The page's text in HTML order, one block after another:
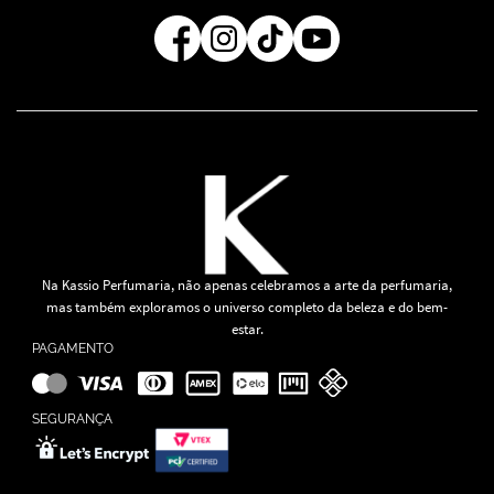
Regra de Frete Grátis
Na Kassio Perfumaria, não apenas celebramos a arte da perfumaria,
mas também exploramos o universo completo da beleza e do bem-
estar.
PAGAMENTO
SEGURANÇA